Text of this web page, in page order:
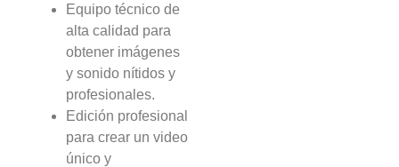
Equipo técnico de
alta calidad para
obtener imágenes
y sonido nítidos y
profesionales.
Edición profesional
para crear un video
único y